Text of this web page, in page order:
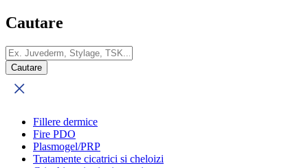
Cautare
Fillere dermice
Fire PDO
Plasmogel/PRP
Tratamente cicatrici si cheloizi